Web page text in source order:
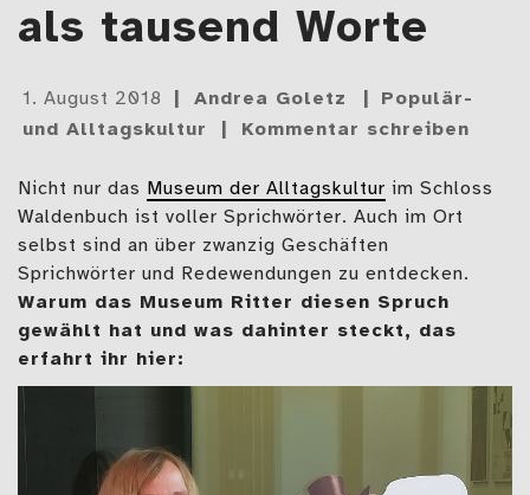
als tausend Worte
Gepostet
am
1. August 2018 Andrea Goletz
Populär-
und Alltagskultur
Kommentar schreiben
Nicht nur das Museum der Alltagskultur im Schloss
Waldenbuch ist voller Sprichwörter. Auch im Ort
selbst sind an über zwanzig Geschäften
Sprichwörter und Redewendungen zu entdecken.
Warum das Museum Ritter diesen Spruch
gewählt hat und was dahinter steckt, das
erfahrt ihr hier: